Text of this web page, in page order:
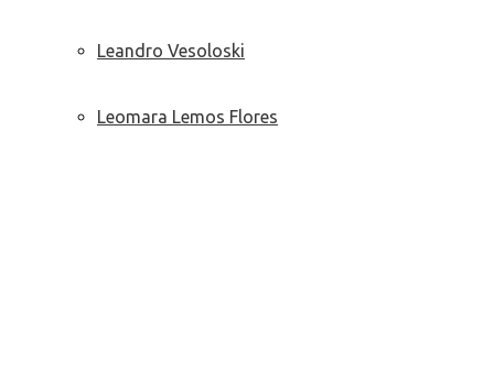
Leandro Vesoloski
Leomara Lemos Flores